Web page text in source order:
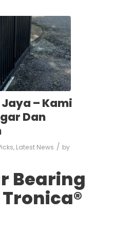
– Kami
Dan
, Latest News / by
Bearing